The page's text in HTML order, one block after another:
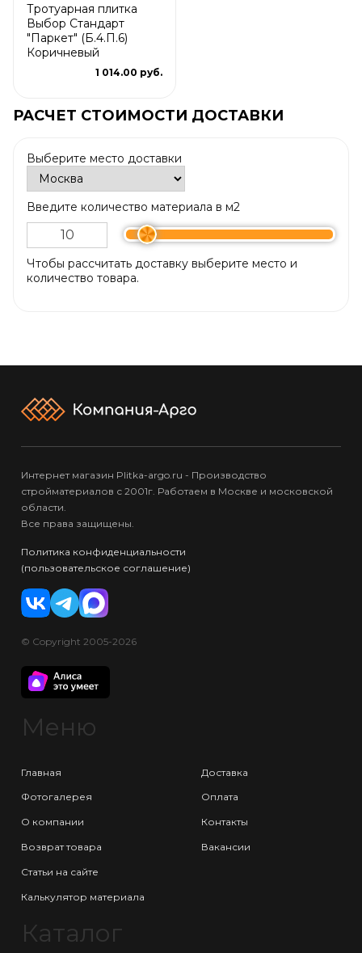
Тротуарная плитка
Выбор Стандарт
"Паркет" (Б.4.П.6)
Коричневый
1 014.00 руб.
РАСЧЕТ СТОИМОСТИ ДОСТАВКИ
Выберите место доставки
Введите количество материала в м2
Чтобы рассчитать доставку выберите место и
количество товара.
Интернет магазин Plitka-argo.ru - Производство
стройматериалов с 2001г. Работаем в Москве и московской
области.
Все права защищены.
Политика конфиденциальности
(пользовательское соглашение)
© Copyright 2005-2026
Меню
Главная
Фотогалерея
О компании
Возврат товара
Статьи на сайте
Калькулятор материала
Доставка
Оплата
Контакты
Вакансии
Каталог